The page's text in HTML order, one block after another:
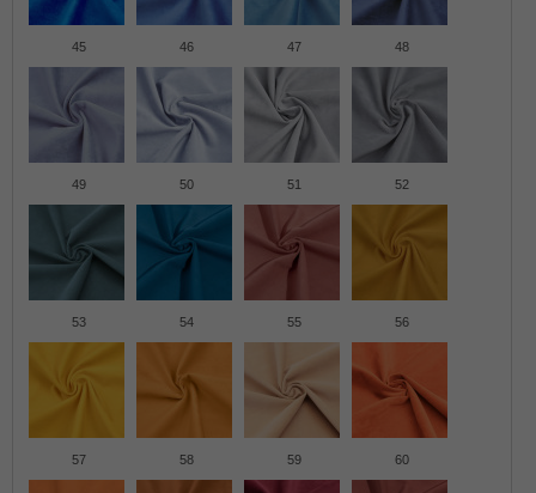
45 46 47 48
49 50 51 52
53 54 55 56
57 58 59 60